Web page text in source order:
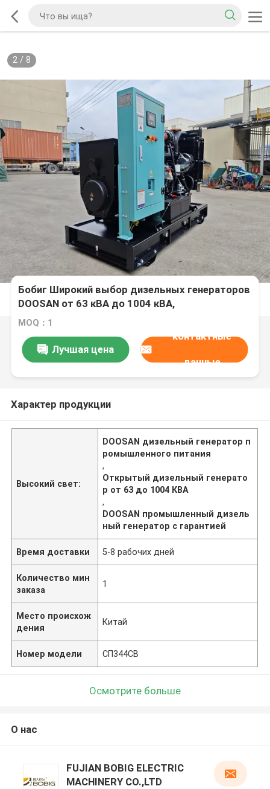
2/ 8
Бобиг Широкий выбор дизельных генераторов
DOOSAN от 63 кВА до 1004 кВА,
предназначенных для и питания в
MOQ：1
Лучшая цена
контактные
данные
Характер продукции
Высокий свет:
DOOSAN дизельный генератор п
ромышленного питания
,
Открытый дизельный генерато
р от 63 до 1004 КВА
,
DOOSAN промышленный дизель
ный генератор с гарантией
Время доставки 5-8 рабочих дней
Количество мин
заказа
1
Место происхож
дения
Китай
Номер модели СП344CB
Осмотрите больше
О нас
FUJIAN BOBIG ELECTRIC
MACHINERY CO.,LTD